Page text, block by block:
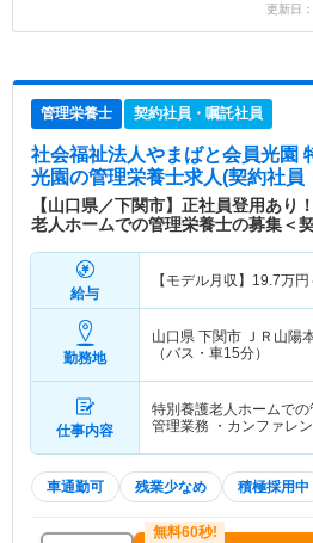
更新日
管理栄養士 契約社員・嘱託社員
社会福祉法人やまばと会員光園
光園の管理栄養士求人(契約社員
【山口県／下関市】正社員登用あ
老人ホームでの管理栄養士の募集＜
給与
【モデル月収】 19.7万円
勤務地
山口県 下関市 ＪＲ山陽
（バス・車15分）
仕事内容
特別養護老人ホームで
管理業務 ・カンファレ
車通勤可 残業少なめ 積極採用中